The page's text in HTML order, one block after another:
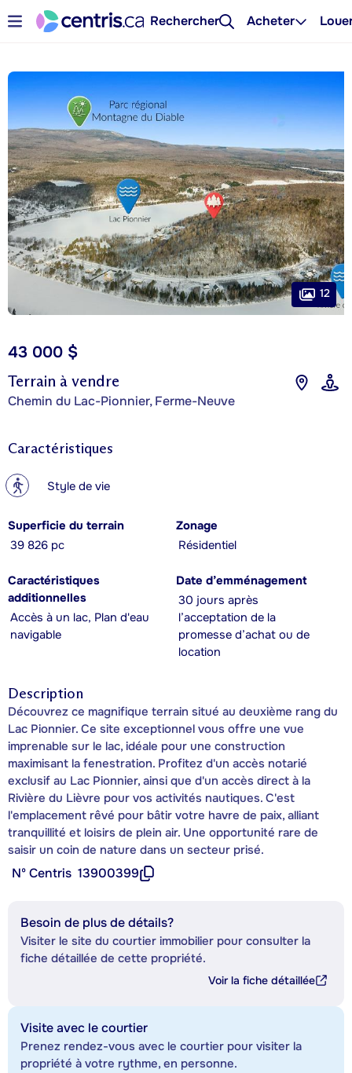
Rechercher Acheter
Terrain à vendre
Chemin du Lac-Pionnier, Ferme-Neuve
43 000 $
12
Caractéristiques
? Style de vie
Superficie du terrain
39 826 pc
Zonage
Résidentiel
Caractéristiques
additionnelles
Accès à un lac, Plan d'eau
navigable
Date d’emménagement
30 jours après
l’acceptation de la
promesse d’achat ou de
location
Description
Découvrez ce magnifique terrain situé au deuxième rang du
Lac Pionnier. Ce site exceptionnel vous offre une vue
imprenable sur le lac, idéale pour une construction
maximisant la fenestration. Profitez d'un accès notarié
exclusif au Lac Pionnier, ainsi que d'un accès direct à la
Rivière du Lièvre pour vos activités nautiques. C'est
l'emplacement rêvé pour bâtir votre havre de paix, alliant
tranquillité et loisirs de plein air. Une opportunité rare de
saisir un coin de nature dans un secteur prisé.
Nº Centris 13900399
Besoin de plus de détails?
Visiter le site du courtier immobilier pour consulter la
fiche détaillée de cette propriété.
Voir la fiche détaillée
Visite avec le courtier
Prenez rendez-vous avec le courtier pour visiter la
propriété à votre rythme, en personne.